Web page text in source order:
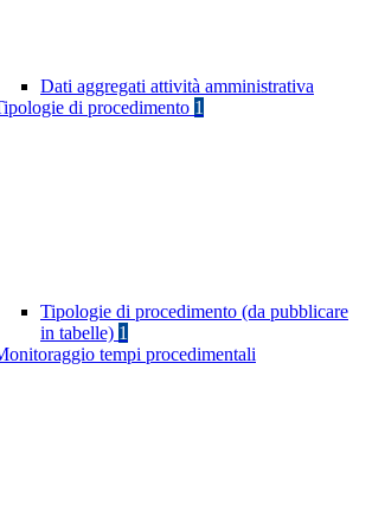
Dati aggregati attività amministrativa
di procedimento 1
Tipologie di procedimento (da pubblicare
in tabelle) 1
tempi procedimentali